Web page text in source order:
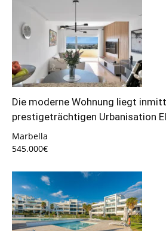
Die moderne Wohnung liegt
prestigeträchtigen Urbanisation
Marbella
545.000€